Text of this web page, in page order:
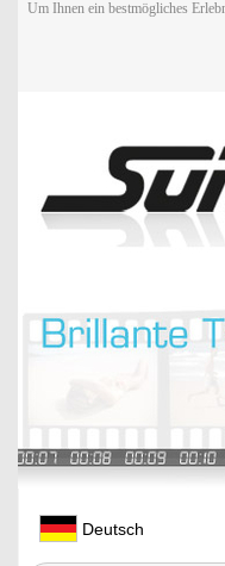
Um Ihnen ein bestmögliches
Deutsch